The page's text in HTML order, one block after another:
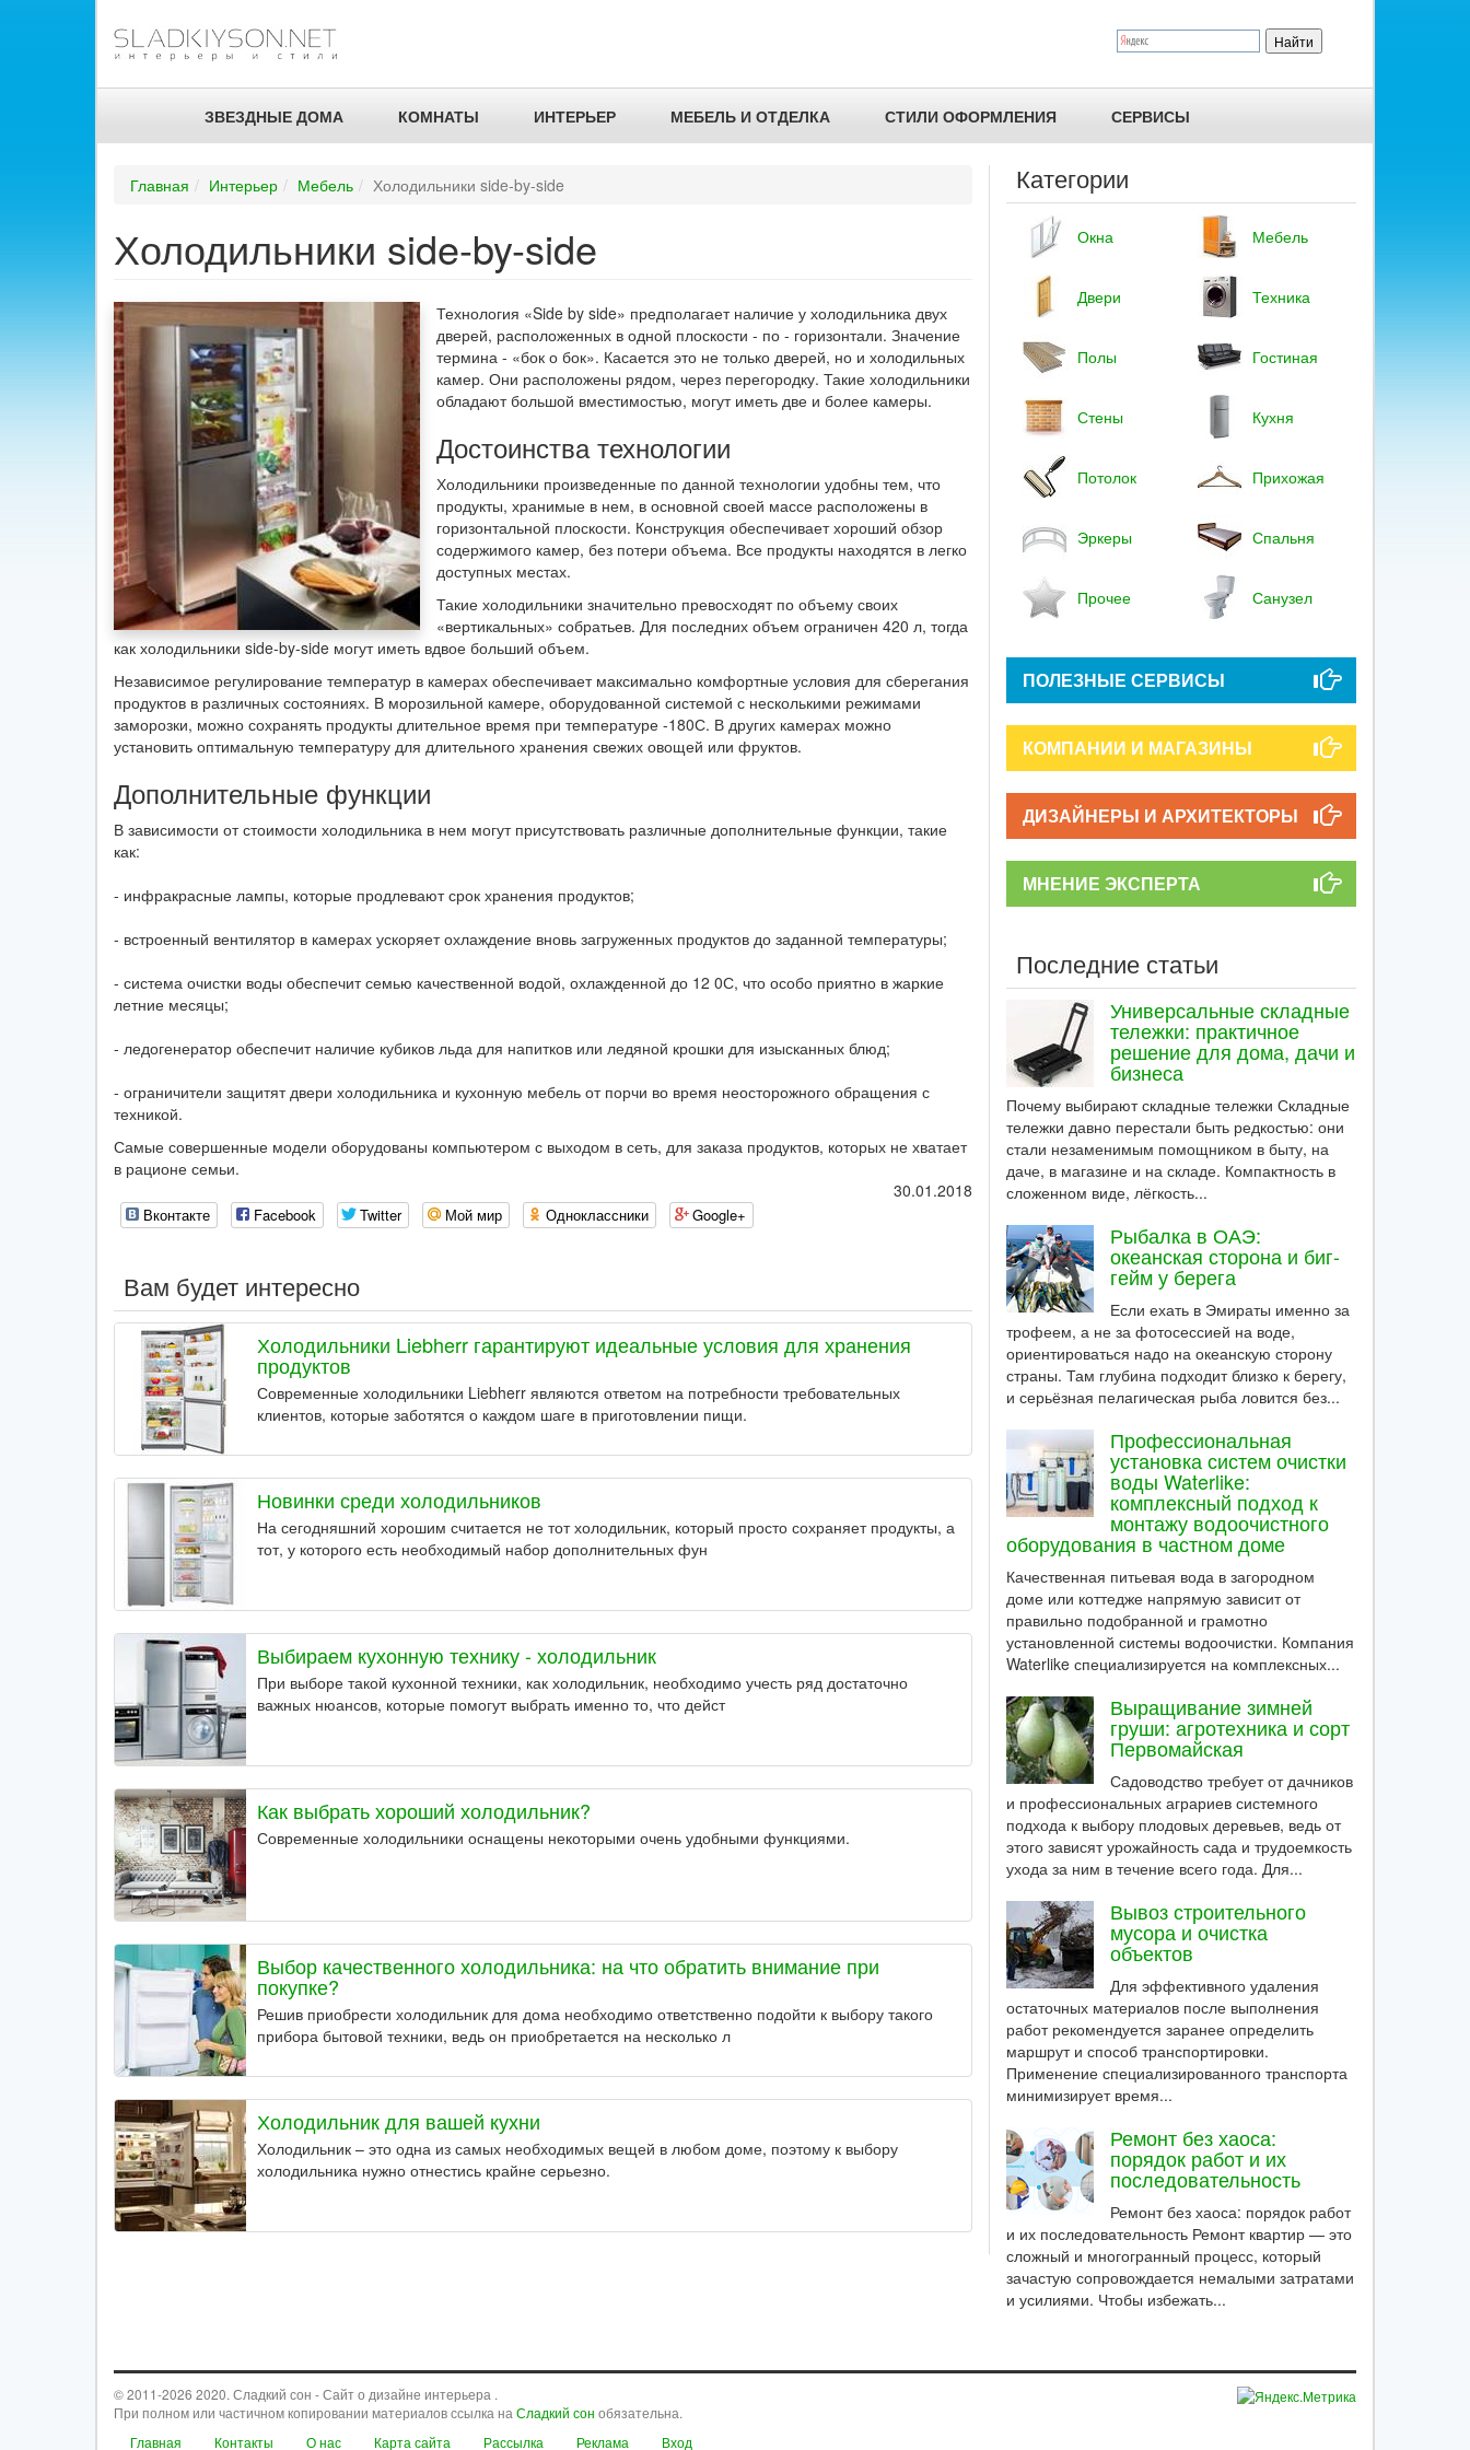
ЗВЕЗДНЫЕ ДОМА КОМНАТЫ ИНТЕРЬЕР МЕБЕЛЬ И ОТДЕЛКА СТИЛИ ОФОРМЛЕНИЯ СЕРВИСЫ
Главная Интерьер Мебель Холодильники side-by-side
Холодильники side-by-side
Технология «Side by side» предполагает наличие у холодильника двух
дверей, расположенных в одной плоскости - по - горизонтали. Значение
термина - «бок о бок». Касается это не только дверей, но и холодильных
камер. Они расположены рядом, через перегородку. Такие холодильники
обладают большой вместимостью, могут иметь две и более камеры.
Достоинства технологии
Холодильники произведенные по данной технологии удобны тем, что
продукты, хранимые в нем, в основной своей массе расположены в
горизонтальной плоскости. Конструкция обеспечивает хороший обзор
содержимого камер, без потери объема. Все продукты находятся в легко
доступных местах.
Такие холодильники значительно превосходят по объему своих
«вертикальных» собратьев. Для последних объем ограничен 420 л, тогда
как холодильники side-by-side могут иметь вдвое больший объем.
Независимое регулирование температур в камерах обеспечивает максимально комфортные условия для сберегания
продуктов в различных состояниях. В морозильной камере, оборудованной системой с несколькими режимами
заморозки, можно сохранять продукты длительное время при температуре -180С. В других камерах можно
установить оптимальную температуру для длительного хранения свежих овощей или фруктов.
Дополнительные функции
В зависимости от стоимости холодильника в нем могут присутствовать различные дополнительные функции, такие
как:
- инфракрасные лампы, которые продлевают срок хранения продуктов;
- встроенный вентилятор в камерах ускоряет охлаждение вновь загруженных продуктов до заданной температуры;
- система очистки воды обеспечит семью качественной водой, охлажденной до 12 0С, что особо приятно в жаркие
летние месяцы;
- ледогенератор обеспечит наличие кубиков льда для напитков или ледяной крошки для изысканных блюд;
- ограничители защитят двери холодильника и кухонную мебель от порчи во время неосторожного обращения с
техникой.
Самые совершенные модели оборудованы компьютером с выходом в сеть, для заказа продуктов, которых не хватает
в рационе семьи.
30.01.2018
Вконтакте Facebook Twitter Мой мир Одноклассники Google+
Вам будет интересно
Холодильники Liebherr гарантируют идеальные условия для хранения
продуктов
Современные холодильники Liebherr являются ответом на потребности требовательных
клиентов, которые заботятся о каждом шаге в приготовлении пищи.
Новинки среди холодильников
На сегодняшний хорошим считается не тот холодильник, который просто сохраняет продукты, а
тот, у которого есть необходимый набор дополнительных фун
Выбираем кухонную технику - холодильник
При выборе такой кухонной техники, как холодильник, необходимо учесть ряд достаточно
важных нюансов, которые помогут выбрать именно то, что дейст
Как выбрать хороший холодильник?
Современные холодильники оснащены некоторыми очень удобными функциями.
Выбор качественного холодильника: на что обратить внимание при
покупке?
Решив приобрести холодильник для дома необходимо ответственно подойти к выбору такого
прибора бытовой техники, ведь он приобретается на несколько л
Холодильник для вашей кухни
Холодильник – это одна из самых необходимых вещей в любом доме, поэтому к выбору
холодильника нужно отнестись крайне серьезно.
Категории
Окна Мебель
Двери Техника
Полы Гостиная
Стены Кухня
Потолок Прихожая
Эркеры Спальня
Прочее Санузел
ПОЛЕЗНЫЕ СЕРВИСЫ
КОМПАНИИ И МАГАЗИНЫ
ДИЗАЙНЕРЫ И АРХИТЕКТОРЫ
МНЕНИЕ ЭКСПЕРТА
Последние статьи
Универсальные складные
тележки: практичное
решение для дома, дачи и
бизнеса
Почему выбирают складные тележки Складные
тележки давно перестали быть редкостью: они
стали незаменимым помощником в быту, на
даче, в магазине и на складе. Компактность в
сложенном виде, лёгкость...
Рыбалка в ОАЭ:
океанская сторона и биг-
гейм у берега
Если ехать в Эмираты именно за
трофеем, а не за фотосессией на воде,
ориентироваться надо на океанскую сторону
страны. Там глубина подходит близко к берегу,
и серьёзная пелагическая рыба ловится без...
Профессиональная
установка систем очистки
воды Waterlike:
комплексный подход к
монтажу водоочистного
оборудования в частном доме
Качественная питьевая вода в загородном
доме или коттедже напрямую зависит от
правильно подобранной и грамотно
установленной системы водоочистки. Компания
Waterlike специализируется на комплексных...
Выращивание зимней
груши: агротехника и сорт
Первомайская
Садоводство требует от дачников
и профессиональных аграриев системного
подхода к выбору плодовых деревьев, ведь от
этого зависят урожайность сада и трудоемкость
ухода за ним в течение всего года. Для...
Вывоз строительного
мусора и очистка
объектов
Для эффективного удаления
остаточных материалов после выполнения
работ рекомендуется заранее определить
маршрут и способ транспортировки.
Применение специализированного транспорта
минимизирует время...
Ремонт без хаоса:
порядок работ и их
последовательность
Ремонт без хаоса: порядок работ
и их последовательность Ремонт квартир — это
сложный и многогранный процесс, который
зачастую сопровождается немалыми затратами
и усилиями. Чтобы избежать...
© 2011-2026 2020. Сладкий сон - Сайт о дизайне интерьера .
При полном или частичном копировании материалов ссылка на Сладкий сон обязательна.
Главная
Контакты О нас Карта сайта Рассылка Реклама Вход